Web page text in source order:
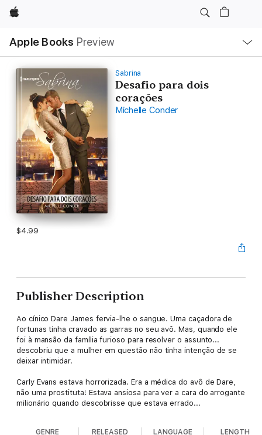
Apple
Apple Books Preview
Nav
Open
Menu
Sabrina
Desafio para dois
corações
Michelle Conder
$4.99
Publisher Description
Ao cínico Dare James fervia-lhe o sangue. Uma caçadora de
fortunas tinha cravado as garras no seu avô. Mas, quando ele
foi à mansão da família furioso para resolver o assunto...
descobriu que a mulher em questão não tinha intenção de se
deixar intimidar.
Carly Evans estava horrorizada. Era a médica do avô de Dare,
não uma prostituta! Estava ansiosa para ver a cara do arrogante
milionário quando descobrisse que estava errado...
GENRE RELEASED LANGUAGE LENGTH